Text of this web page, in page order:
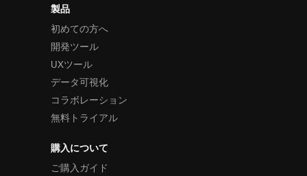
製品
初めての方へ
開発ツール
UXツール
データ可視化
コラボレーション
無料トライアル
購入について
ご購入ガイド